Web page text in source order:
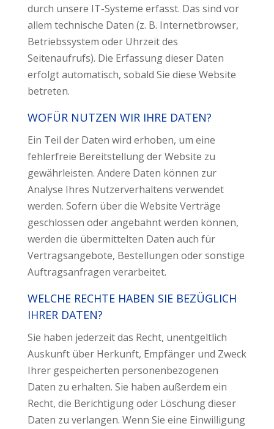
durch unsere IT-Systeme erfasst. Das sind vor
allem technische Daten (z. B. Internetbrowser,
Betriebssystem oder Uhrzeit des
Seitenaufrufs). Die Erfassung dieser Daten
erfolgt automatisch, sobald Sie diese Website
betreten.
WOFÜR NUTZEN WIR IHRE DATEN?
Ein Teil der Daten wird erhoben, um eine
fehlerfreie Bereitstellung der Website zu
gewährleisten. Andere Daten können zur
Analyse Ihres Nutzerverhaltens verwendet
werden. Sofern über die Website Verträge
geschlossen oder angebahnt werden können,
werden die übermittelten Daten auch für
Vertragsangebote, Bestellungen oder sonstige
Auftragsanfragen verarbeitet.
WELCHE RECHTE HABEN SIE BEZÜGLICH
IHRER DATEN?
Sie haben jederzeit das Recht, unentgeltlich
Auskunft über Herkunft, Empfänger und Zweck
Ihrer gespeicherten personenbezogenen
Daten zu erhalten. Sie haben außerdem ein
Recht, die Berichtigung oder Löschung dieser
Daten zu verlangen. Wenn Sie eine Einwilligung